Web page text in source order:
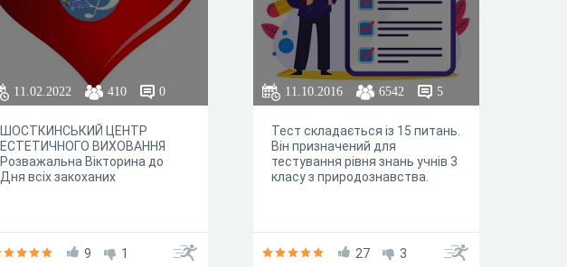
11.02.2022 410 0
ШОСТКИНСЬКИЙ ЦЕНТР
ЕСТЕТИЧНОГО ВИХОВАННЯ
Розважальна Вікторина до
Дня всіх закоханих
9 1
11.10.2016 6542 5
Тест складається із 15 питань.
Він призначений для
тестування рівня знань учнів 3
класу з природознавства.
27 3